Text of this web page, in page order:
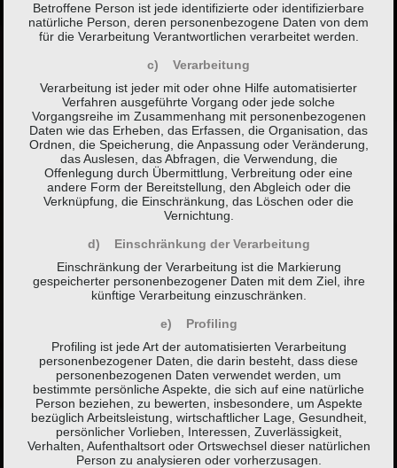
Betroffene Person ist jede identifizierte oder identifizierbare
natürliche Person, deren personenbezogene Daten von dem
für die Verarbeitung Verantwortlichen verarbeitet werden.
c) Verarbeitung
Verarbeitung ist jeder mit oder ohne Hilfe automatisierter
Verfahren ausgeführte Vorgang oder jede solche
Vorgangsreihe im Zusammenhang mit personenbezogenen
Daten wie das Erheben, das Erfassen, die Organisation, das
Ordnen, die Speicherung, die Anpassung oder Veränderung,
das Auslesen, das Abfragen, die Verwendung, die
Offenlegung durch Übermittlung, Verbreitung oder eine
andere Form der Bereitstellung, den Abgleich oder die
Verknüpfung, die Einschränkung, das Löschen oder die
Vernichtung.
d) Einschränkung der Verarbeitung
Einschränkung der Verarbeitung ist die Markierung
gespeicherter personenbezogener Daten mit dem Ziel, ihre
künftige Verarbeitung einzuschränken.
e) Profiling
Profiling ist jede Art der automatisierten Verarbeitung
personenbezogener Daten, die darin besteht, dass diese
personenbezogenen Daten verwendet werden, um
bestimmte persönliche Aspekte, die sich auf eine natürliche
Person beziehen, zu bewerten, insbesondere, um Aspekte
bezüglich Arbeitsleistung, wirtschaftlicher Lage, Gesundheit,
persönlicher Vorlieben, Interessen, Zuverlässigkeit,
Verhalten, Aufenthaltsort oder Ortswechsel dieser natürlichen
Person zu analysieren oder vorherzusagen.